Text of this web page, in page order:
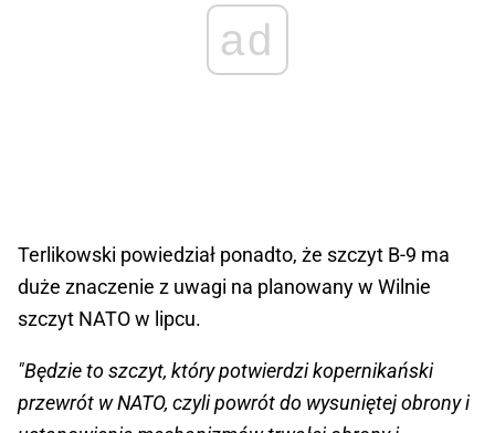
ad
Terlikowski powiedział ponadto, że szczyt B-9 ma
duże znaczenie z uwagi na planowany w Wilnie
szczyt NATO w lipcu.
"Będzie to szczyt, który potwierdzi kopernikański
przewrót w NATO, czyli powrót do wysuniętej obrony i